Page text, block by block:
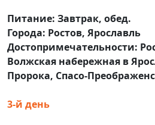
Питание: Завтрак, обед.
Города: Ростов, Ярославль
Достопримечательности:
Волжская набережная в
Пророка, Спасо-
3-й день